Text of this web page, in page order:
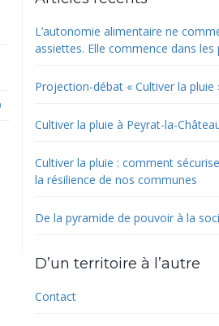
L’autonomie alimentaire ne
assiettes. Elle commence dans les
Projection-débat « Cultiver la pluie
Cultiver la pluie à Peyrat-la-
Cultiver la pluie : comment
la résilience de nos communes
De la pyramide de pouvoir à la
D’un territoire à l’autre
Contact